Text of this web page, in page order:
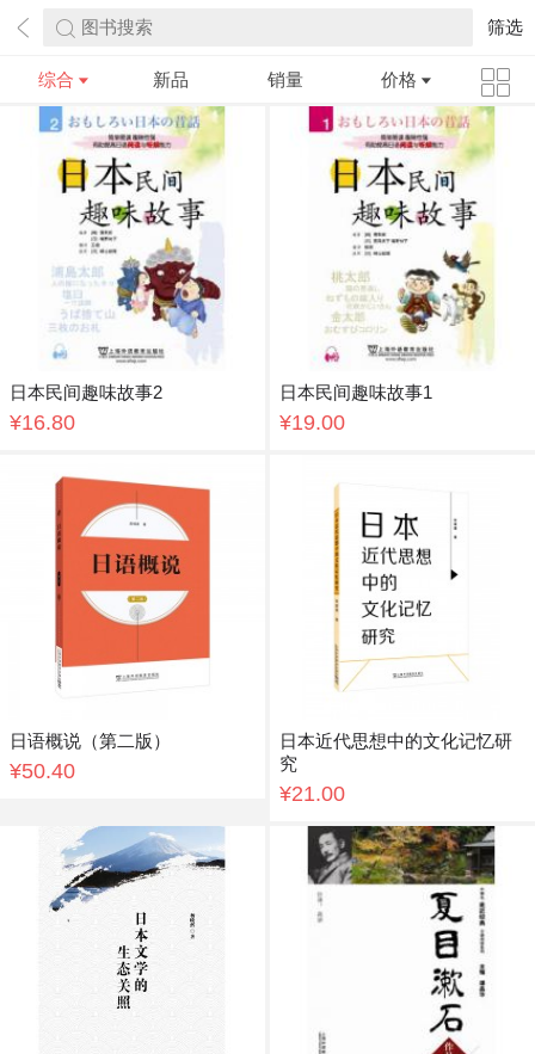
图书搜索 筛选
综合 新品 销量 价格
日本民间趣味故事2
¥16.80
日本民间趣味故事1
¥19.00
日语概说（第二版）
¥50.40
日本近代思想中的文化记忆研
究
¥21.00